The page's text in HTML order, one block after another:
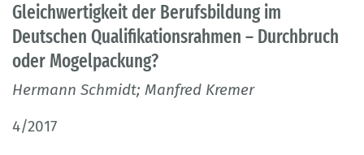
Gleichwertigkeit der Berufsbildung im
Deutschen Qualifikationsrahmen – Durchbruch
oder Mogelpackung?
Hermann Schmidt; Manfred Kremer
4/2017